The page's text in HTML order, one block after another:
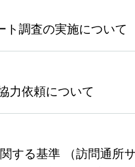
ト調査の実施について
力依頼について
する基準 （訪問通所